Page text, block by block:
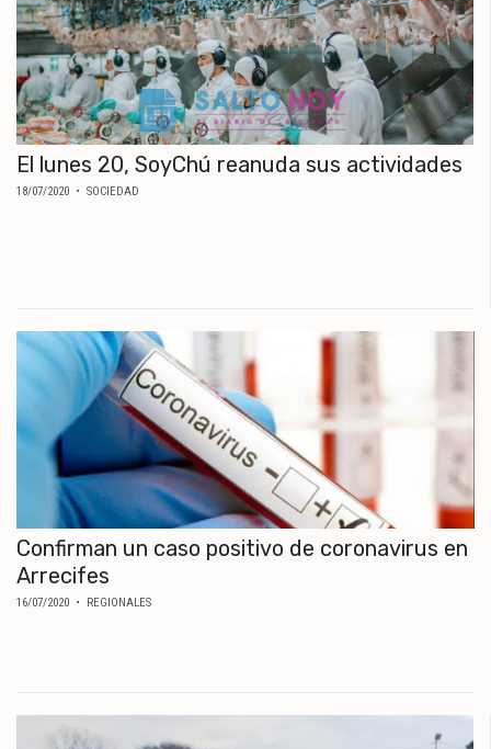
El lunes 20, SoyChú reanuda sus actividades
18/07/2020 • SOCIEDAD
Confirman un caso positivo de coronavirus en
Arrecifes
16/07/2020 • REGIONALES